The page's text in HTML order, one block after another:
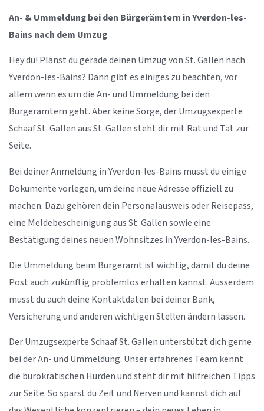
An- & Ummeldung bei den Bürgerämtern in Yverdon-les-
Bains nach dem Umzug
Hey du! Planst du gerade deinen Umzug von St. Gallen nach
Yverdon-les-Bains? Dann gibt es einiges zu beachten, vor
allem wenn es um die An- und Ummeldung bei den
Bürgerämtern geht. Aber keine Sorge, der Umzugsexperte
Schaaf St. Gallen aus St. Gallen steht dir mit Rat und Tat zur
Seite.
Bei deiner Anmeldung in Yverdon-les-Bains musst du einige
Dokumente vorlegen, um deine neue Adresse offiziell zu
machen. Dazu gehören dein Personalausweis oder Reisepass,
eine Meldebescheinigung aus St. Gallen sowie eine
Bestätigung deines neuen Wohnsitzes in Yverdon-les-Bains.
Die Ummeldung beim Bürgeramt ist wichtig, damit du deine
Post auch zukünftig problemlos erhalten kannst. Ausserdem
musst du auch deine Kontaktdaten bei deiner Bank,
Versicherung und anderen wichtigen Stellen ändern lassen.
Der Umzugsexperte Schaaf St. Gallen unterstützt dich gerne
bei der An- und Ummeldung. Unser erfahrenes Team kennt
die bürokratischen Hürden und steht dir mit hilfreichen Tipps
zur Seite. So sparst du Zeit und Nerven und kannst dich auf